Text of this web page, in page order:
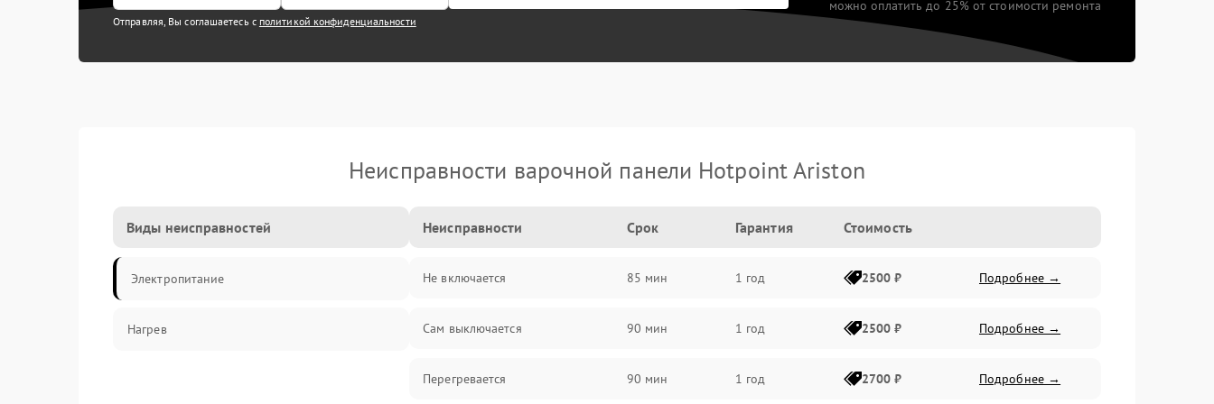
Отправляя, Вы соглашаетесь с политикой конфиденциальности
можно оплатить до 25% от стоимости ремонта
Неисправности варочной панели Hotpoint Ariston
Виды неисправностей
Электропитание
Нагрев
Неисправности Срок Гарантия Стоимость
Не включается 85 мин 1 год 2500 ₽ Подробнее →
Сам выключается 90 мин 1 год 2500 ₽ Подробнее →
Перегревается 90 мин 1 год 2700 ₽ Подробнее →